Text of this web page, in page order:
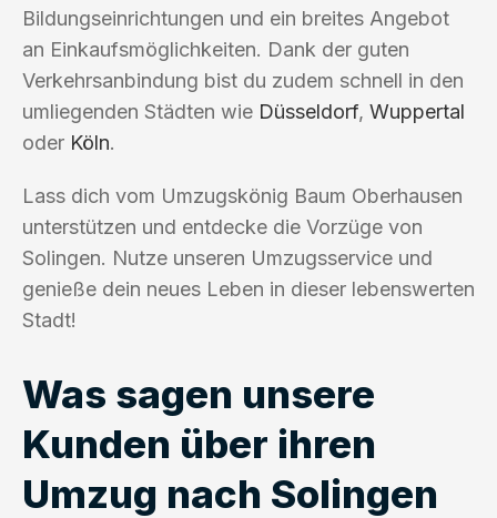
Bildungseinrichtungen und ein breites Angebot
an Einkaufsmöglichkeiten. Dank der guten
Verkehrsanbindung bist du zudem schnell in den
umliegenden Städten wie Düsseldorf, Wuppertal
oder Köln.
Lass dich vom Umzugskönig Baum Oberhausen
unterstützen und entdecke die Vorzüge von
Solingen. Nutze unseren Umzugsservice und
genieße dein neues Leben in dieser lebenswerten
Stadt!
Was sagen unsere
Kunden über ihren
Umzug nach Solingen